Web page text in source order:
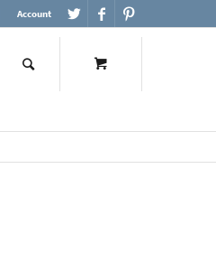
Account